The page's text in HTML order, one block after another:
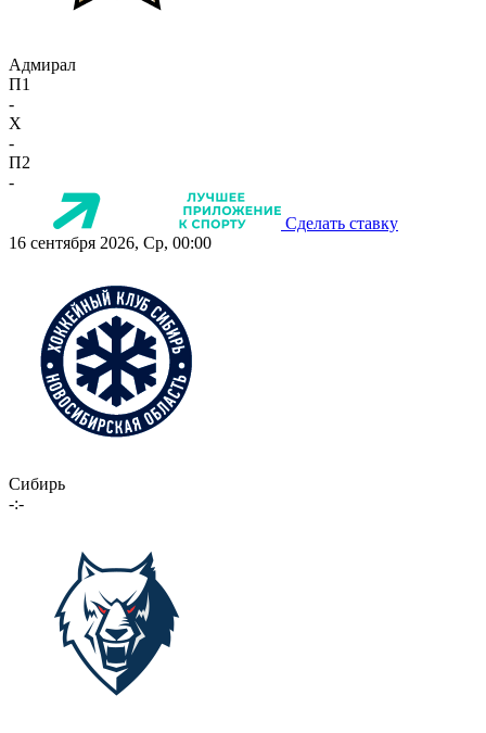
Адмирал
П1
-
X
-
П2
-
Сделать ставку
16 сентября 2026, Ср, 00:00
Сибирь
-:-